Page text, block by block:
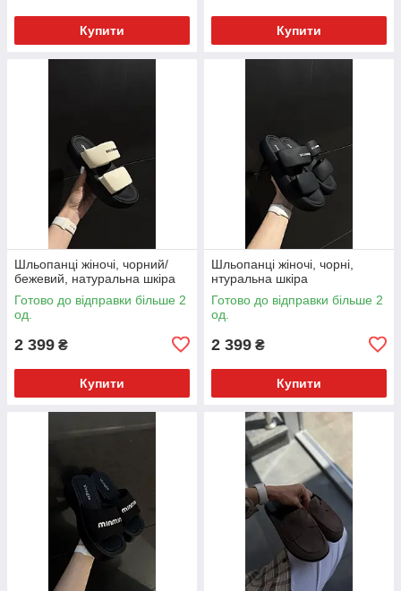
Купити Купити
Шльопанці жіночі, чорний/
бежевий, натуральна шкіра
Готово до відправки більше 2
од.
2 399 ₴
Купити
Шльопанці жіночі, чорні,
нтуральна шкіра
Готово до відправки більше 2
од.
2 399 ₴
Купити